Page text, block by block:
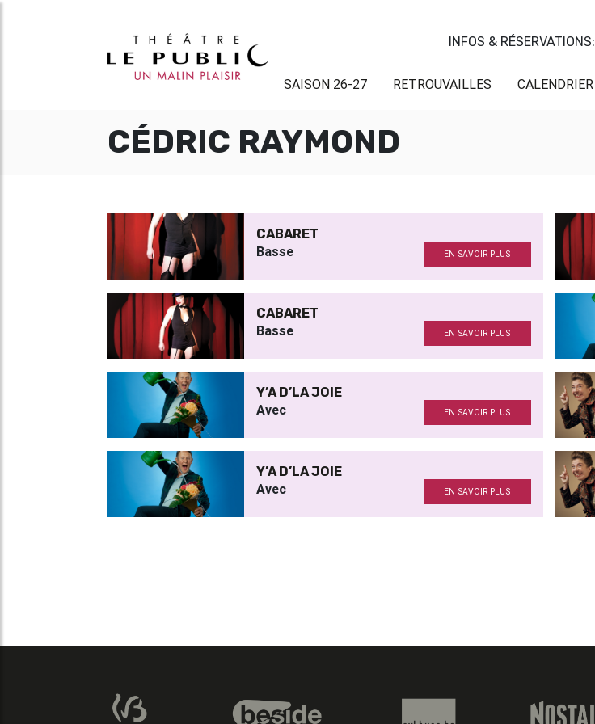
INFOS & RÉSERVATIONS:
SAISON 26-27 RETROUVAILLES CALENDRIER
CÉDRIC RAYMOND
CABARET
Basse EN SAVOIR PLUS
CABARET
Basse EN SAVOIR PLUS
Y’A D’LA JOIE
Avec EN SAVOIR PLUS
Y’A D’LA JOIE
Avec EN SAVOIR PLUS